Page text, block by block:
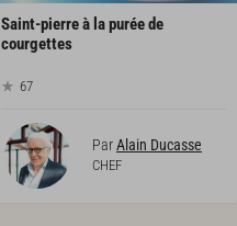
Saint-pierre à la purée de
courgettes
67
ParAlain Ducasse
CHEF